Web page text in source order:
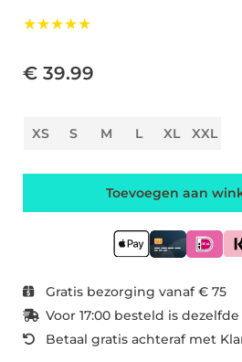
★★★★★
€ 39.99
XS S M L XL XXL
Toevoegen aan
Gratis bezorging vanaf € 75
Voor 17:00 besteld is
Betaal gratis achteraf met